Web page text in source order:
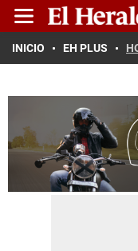
INICIO EH PLUS